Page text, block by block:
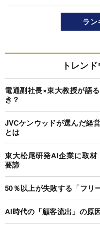
ラン
トレン
電通副社長×東大教授が語
き？
JVCケンウッドが選んだ経
とは
東大松尾研発AI企業に取
要諦
50％以上が失敗する「フリ
AI時代の「顧客流出」の原